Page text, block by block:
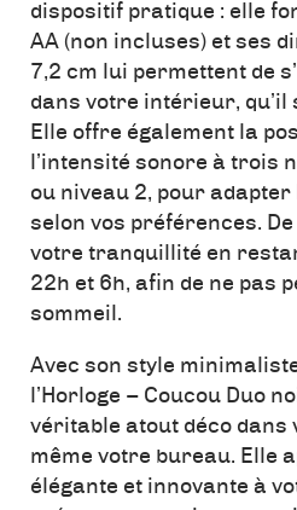
dispositif pratique : elle
AA (non incluses) et ses
7,2 cm lui permettent de
dans votre intérieur, qu’il
Elle offre également la
l’intensité sonore à trois
ou niveau 2, pour adapter
selon vos préférences.
votre tranquillité en
22h et 6h, afin de ne pas
sommeil.
Avec son style
l’Horloge – Coucou Duo
véritable atout déco dans
même votre bureau. Elle
élégante et innovante à